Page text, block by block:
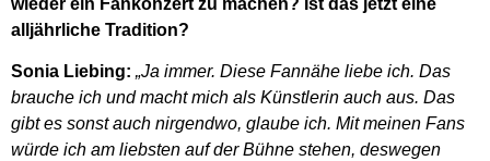
wieder ein Fankonzert zu machen? Ist das jetzt eine
alljährliche Tradition?
Sonia Liebing: „Ja immer. Diese Fannähe liebe ich. Das
brauche ich und macht mich als Künstlerin auch aus. Das
gibt es sonst auch nirgendwo, glaube ich. Mit meinen Fans
würde ich am liebsten auf der Bühne stehen, deswegen